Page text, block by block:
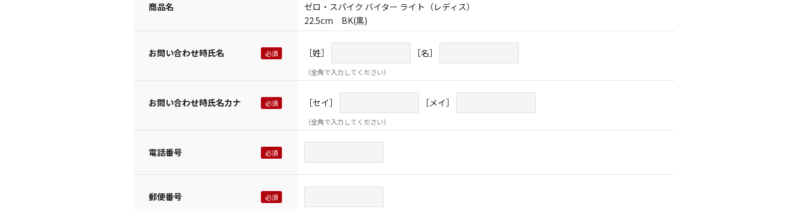
商品名
ゼロ・スパイク バイター ライト（レディス）
22.5cm BK(黒)
お問い合わせ時氏名 ［姓］ ［名］
（全角で入力してください）
お問い合わせ時氏名カナ ［セイ］ ［メイ］
（全角で入力してください）
電話番号
郵便番号